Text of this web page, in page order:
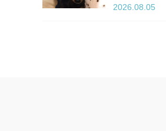
2026.08.05